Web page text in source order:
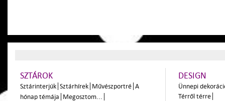
SZTÁROK
Sztárinterjúk Sztárhírek Művészportré A
hónap témája Megosztom...
DESIGN
Ünnepi
Térről térre